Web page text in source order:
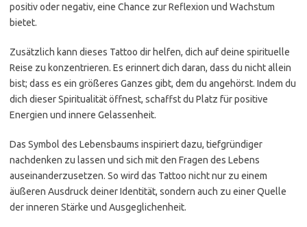
positiv oder negativ, eine Chance zur Reflexion und Wachstum
bietet.
Zusätzlich kann dieses Tattoo dir helfen, dich auf deine spirituelle
Reise zu konzentrieren. Es erinnert dich daran, dass du nicht allein
bist; dass es ein größeres Ganzes gibt, dem du angehörst. Indem du
dich dieser Spiritualität öffnest, schaffst du Platz für positive
Energien und innere Gelassenheit.
Das Symbol des Lebensbaums inspiriert dazu, tiefgründiger
nachdenken zu lassen und sich mit den Fragen des Lebens
auseinanderzusetzen. So wird das Tattoo nicht nur zu einem
äußeren Ausdruck deiner Identität, sondern auch zu einer Quelle
der inneren Stärke und Ausgeglichenheit.